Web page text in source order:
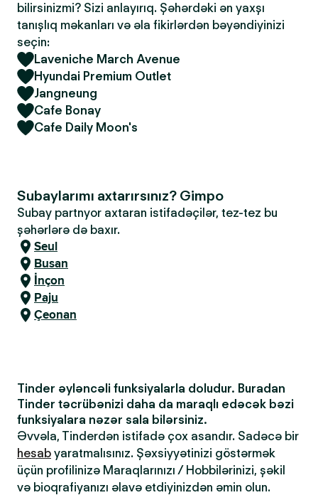
bilirsinizmi? Sizi anlayırıq. Şəhərdəki ən yaxşı
tanışlıq məkanları və əla fikirlərdən bəyəndiyinizi
seçin:
Laveniche March Avenue
Hyundai Premium Outlet
Jangneung
Cafe Bonay
Cafe Daily Moon's
Subaylarımı axtarırsınız? Gimpo
Subay partnyor axtaran istifadəçilər, tez-tez bu
şəhərlərə də baxır.
Seul
Busan
İnçon
Paju
Çeonan
Tinder əyləncəli funksiyalarla doludur. Buradan
Tinder təcrübənizi daha da maraqlı edəcək bəzi
funksiyalara nəzər sala bilərsiniz.
Əvvəla, Tinderdən istifadə çox asandır. Sadəcə bir
hesab yaratmalısınız. Şəxsiyyətinizi göstərmək
üçün profilinizə Maraqlarınızı / Hobbilərinizi, şəkil
və bioqrafiyanızı əlavə etdiyinizdən əmin olun.